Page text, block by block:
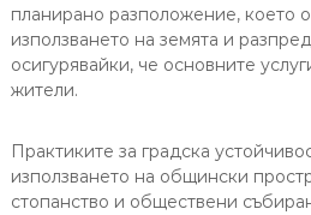
планирано разположение, което
използването на земята и
осигурявайки, че основните
жители.
Практиките за градска
използването на общински
стопанство и обществени